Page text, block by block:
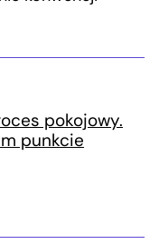
pokojowy.
punkcie